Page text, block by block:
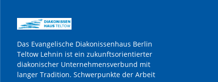
Das Evangelische Diakonissenhaus Berlin
Teltow Lehnin ist ein zukunftsorientierter
diakonischer Unternehmensverbund mit
langer Tradition. Schwerpunkte der Arbeit